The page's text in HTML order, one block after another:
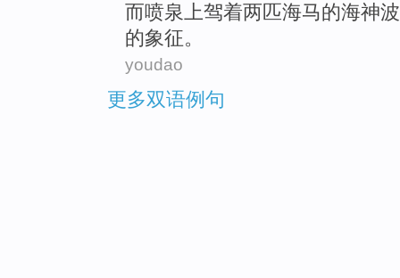
而喷泉上驾着两匹海马的海神
的象征。
youdao
更多双语例句